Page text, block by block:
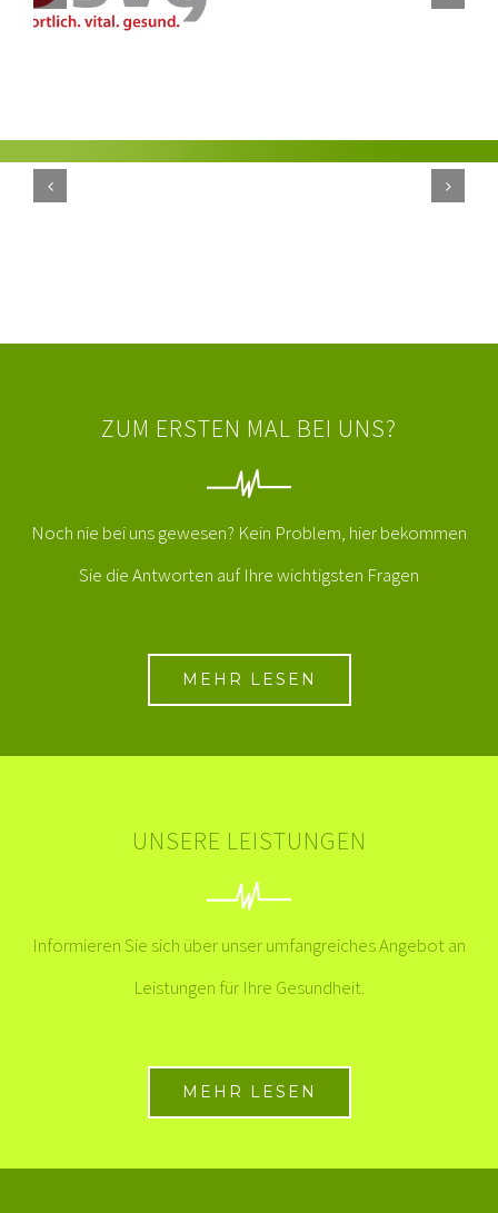
Noch nie bei uns gewesen? Kein Problem, hier bekommen
Sie die Antworten auf Ihre wichtigsten Fragen
Informieren Sie sich über unser umfangreiches Angebot an
Leistungen für Ihre Gesundheit.